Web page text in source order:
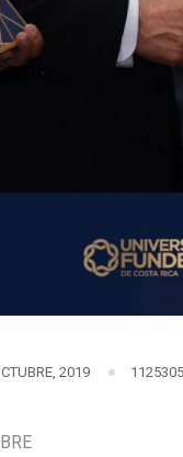
2019